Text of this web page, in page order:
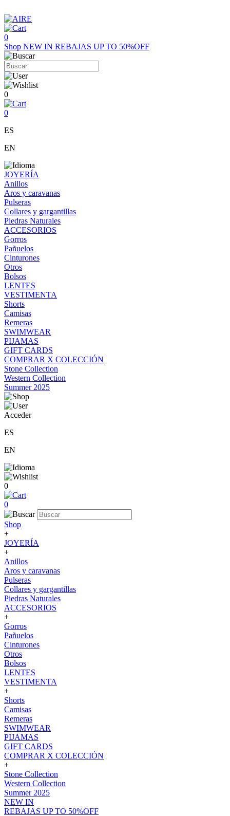
0
Shop NEW IN REBAJAS UP TO 50%OFF
0
0
ES
EN
JOYERÍA
Anillos
Aros y caravanas
Pulseras
Collares y gargantillas
Piedras Naturales
ACCESORIOS
Gorros
Pañuelos
Cinturones
Otros
Bolsos
LENTES
VESTIMENTA
Shorts
Camisas
Remeras
SWIMWEAR
PIJAMAS
GIFT CARDS
COMPRAR X COLECCIÓN
Stone Collection
Western Collection
Summer 2025
Acceder
ES
EN
0
0
Shop
+
JOYERÍA
+
Anillos
Aros y caravanas
Pulseras
Collares y gargantillas
Piedras Naturales
ACCESORIOS
+
Gorros
Pañuelos
Cinturones
Otros
Bolsos
LENTES
VESTIMENTA
+
Shorts
Camisas
Remeras
SWIMWEAR
PIJAMAS
GIFT CARDS
COMPRAR X COLECCIÓN
+
Stone Collection
Western Collection
Summer 2025
NEW IN
REBAJAS UP TO 50%OFF